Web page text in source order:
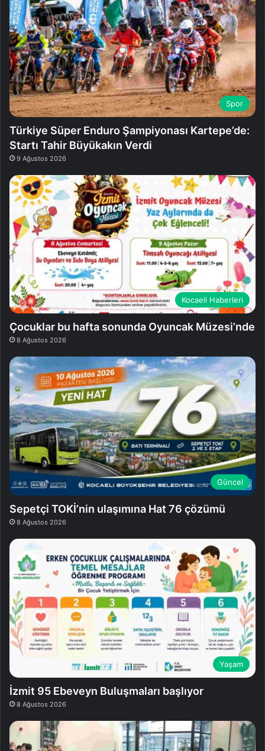
Spor
Türkiye Süper Enduro Şampiyonası Kartepe’de:
Startı Tahir Büyükakın Verdi
9 Ağustos 2026
Kocaeli Haberleri
Çocuklar bu hafta sonunda Oyuncak Müzesi’nde
8 Ağustos 2026
Güncel
Sepetçi TOKİ’nin ulaşımına Hat 76 çözümü
8 Ağustos 2026
Yaşam
İzmit 95 Ebeveyn Buluşmaları başlıyor
8 Ağustos 2026